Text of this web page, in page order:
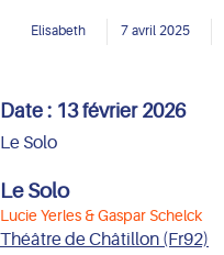
Elisabeth 7 avril 2025
Date : 13 février 2026
Le Solo
Le Solo
Lucie Yerles & Gaspar Schelck
Théâtre de Châtillon (Fr92)